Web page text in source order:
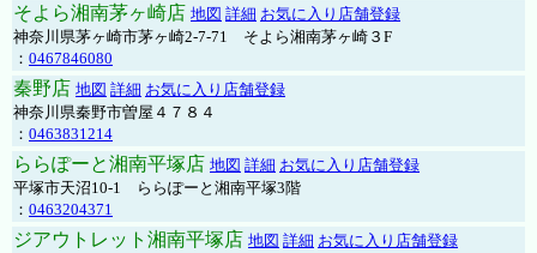
そよら湘南茅ヶ崎店 地図 詳細 お気に入り店舗登録
神奈川県茅ヶ崎市茅ヶ崎2‐7‐71 そよら湘南茅ヶ崎３F
： 0467846080
秦野店 地図 詳細 お気に入り店舗登録
神奈川県秦野市曽屋４７８４
： 0463831214
ららぽーと湘南平塚店 地図 詳細 お気に入り店舗登録
平塚市天沼10-1 ららぽーと湘南平塚3階
： 0463204371
ジアウトレット湘南平塚店 地図 詳細 お気に入り店舗登録